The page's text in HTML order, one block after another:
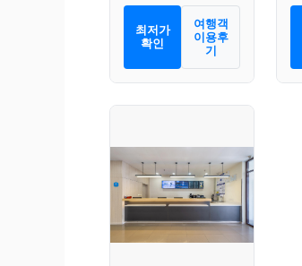
최저가
확인
여행객
이용후
기